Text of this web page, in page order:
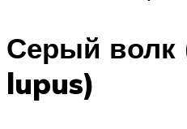
Серый волк
lupus)